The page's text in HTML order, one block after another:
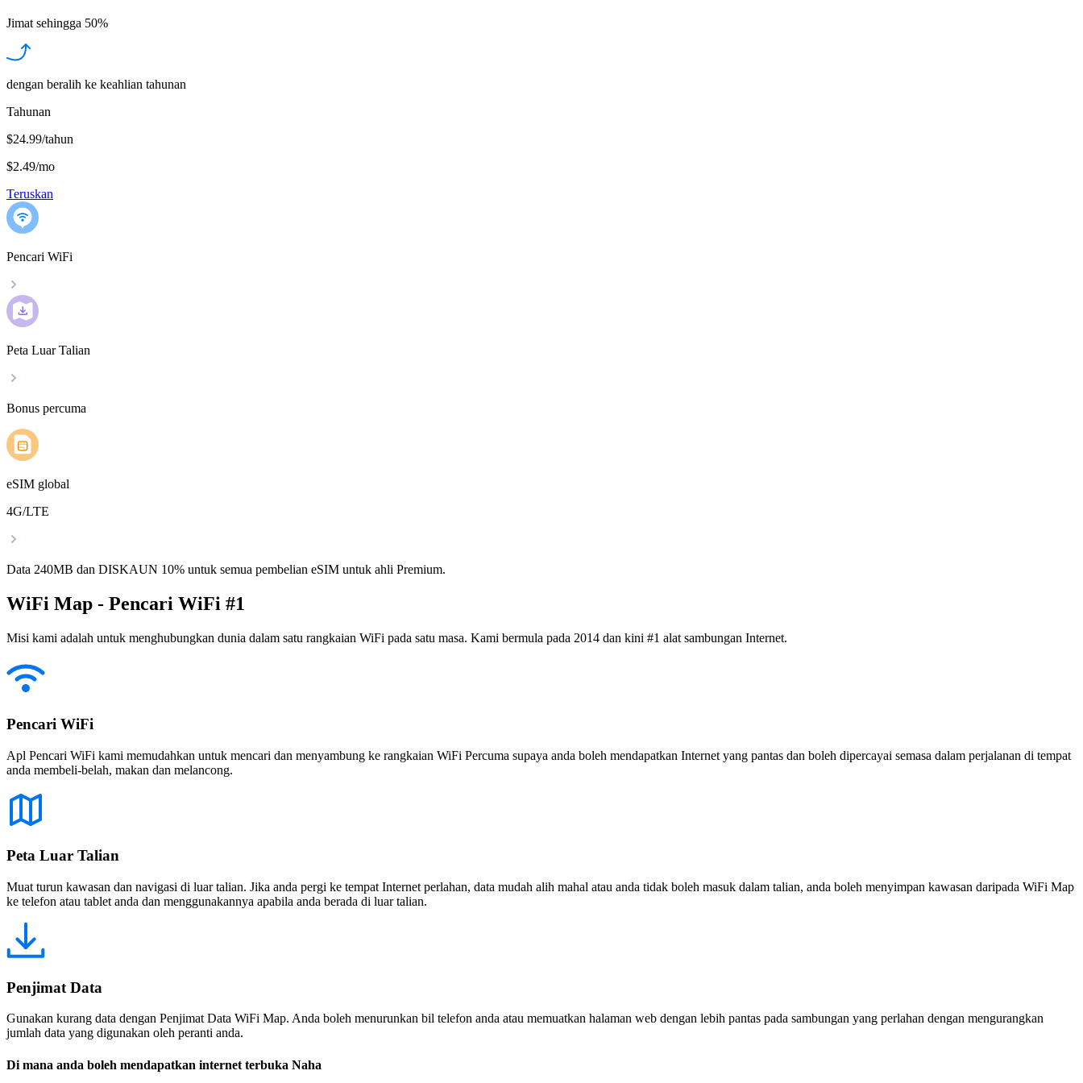
Jimat sehingga 50%
dengan beralih ke keahlian tahunan
Tahunan
$24.99/tahun
$2.49/mo
Teruskan
Pencari WiFi
Peta Luar Talian
Bonus percuma
eSIM global
4G/LTE
Data 240MB dan DISKAUN 10% untuk semua pembelian eSIM untuk ahli Premium.
WiFi Map - Pencari WiFi #1
Misi kami adalah untuk menghubungkan dunia dalam satu rangkaian WiFi pada satu masa. Kami bermula pada 2014 dan kini #1 alat sambungan Internet.
Pencari WiFi
Apl Pencari WiFi kami memudahkan untuk mencari dan menyambung ke rangkaian WiFi Percuma supaya anda boleh mendapatkan Internet yang pantas dan boleh dipercayai semasa dalam perjalanan di tempat
anda membeli-belah, makan dan melancong.
Peta Luar Talian
Muat turun kawasan dan navigasi di luar talian. Jika anda pergi ke tempat Internet perlahan, data mudah alih mahal atau anda tidak boleh masuk dalam talian, anda boleh menyimpan kawasan daripada WiFi Map
ke telefon atau tablet anda dan menggunakannya apabila anda berada di luar talian.
Penjimat Data
Gunakan kurang data dengan Penjimat Data WiFi Map. Anda boleh menurunkan bil telefon anda atau memuatkan halaman web dengan lebih pantas pada sambungan yang perlahan dengan mengurangkan
jumlah data yang digunakan oleh peranti anda.
Di mana anda boleh mendapatkan internet terbuka Naha